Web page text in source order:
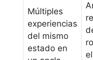
Múltiples
experiencias
del mismo
estado en